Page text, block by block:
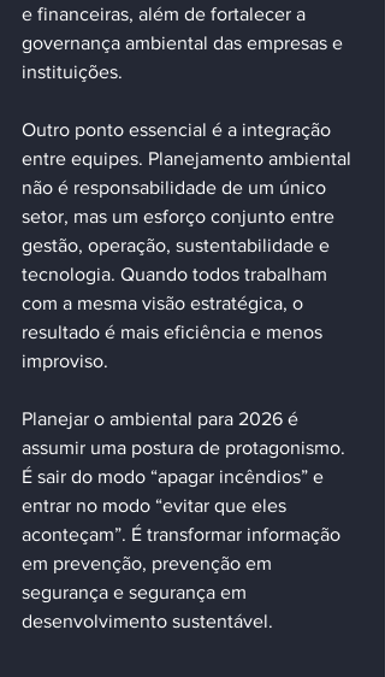
e financeiras, além de fortalecer a
governança ambiental das empresas e
instituições.
Outro ponto essencial é a integração
entre equipes. Planejamento ambiental
não é responsabilidade de um único
setor, mas um esforço conjunto entre
gestão, operação, sustentabilidade e
tecnologia. Quando todos trabalham
com a mesma visão estratégica, o
resultado é mais eficiência e menos
improviso.
Planejar o ambiental para 2026 é
assumir uma postura de protagonismo.
É sair do modo “apagar incêndios” e
entrar no modo “evitar que eles
aconteçam”. É transformar informação
em prevenção, prevenção em
segurança e segurança em
desenvolvimento sustentável.